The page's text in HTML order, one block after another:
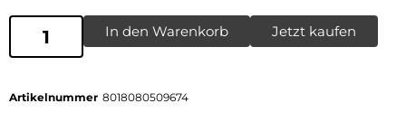
In den Warenkorb Jetzt kaufen
Artikelnummer 8018080509674